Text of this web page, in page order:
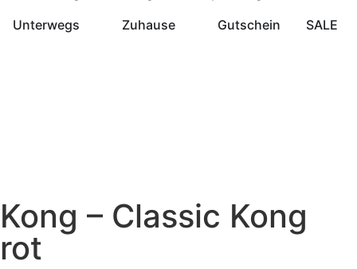
Unterwegs
Zuhause Gutschein SALE
Kong – Classic Kong
rot